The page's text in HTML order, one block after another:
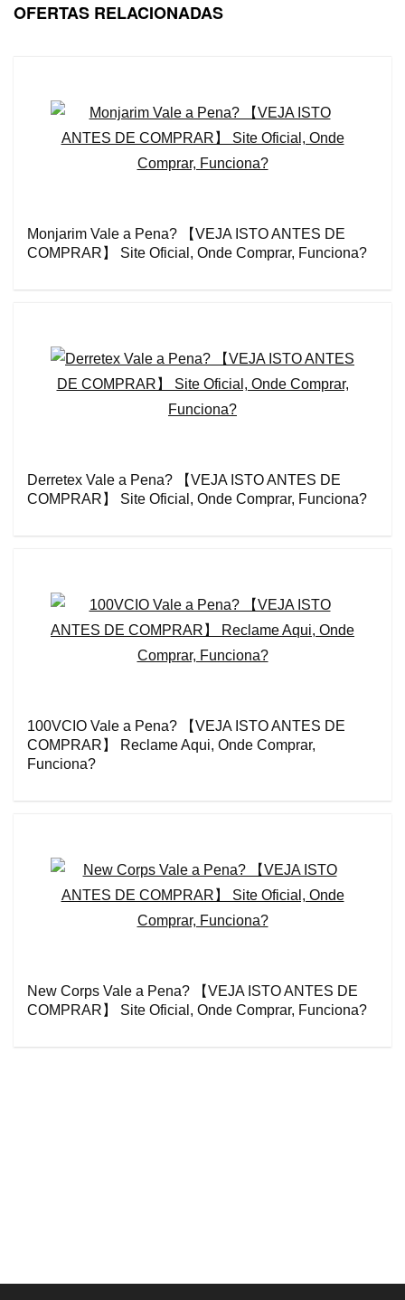
OFERTAS RELACIONADAS
Monjarim Vale a Pena? 【VEJA ISTO ANTES DE
COMPRAR】 Site Oficial, Onde Comprar, Funciona?
Derretex Vale a Pena? 【VEJA ISTO ANTES DE
COMPRAR】 Site Oficial, Onde Comprar, Funciona?
100VCIO Vale a Pena? 【VEJA ISTO ANTES DE
COMPRAR】 Reclame Aqui, Onde Comprar,
Funciona?
New Corps Vale a Pena? 【VEJA ISTO ANTES DE
COMPRAR】 Site Oficial, Onde Comprar, Funciona?